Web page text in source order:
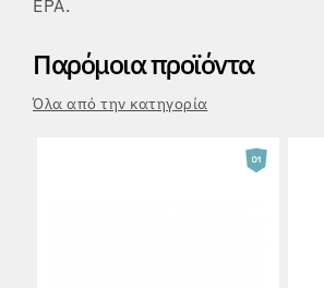
EPA.
Παρόμοια προϊόντα
Όλα από την κατηγορία